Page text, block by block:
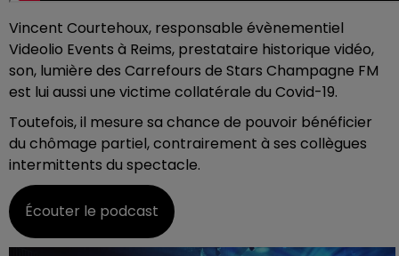
Vincent Courtehoux, responsable évènementiel
Videolio Events à Reims, prestataire historique vidéo,
son, lumière des Carrefours de Stars Champagne FM
est lui aussi une victime collatérale du Covid-19.
Toutefois, il mesure sa chance de pouvoir bénéficier
du chômage partiel, contrairement à ses collègues
intermittents du spectacle.
Écouter le podcast